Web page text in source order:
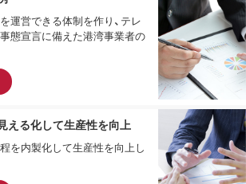
運営できる体制を作り、テレ
態宣言に備えた港湾事業者の
える化して生産性を向上
を内製化して生産性を向上し